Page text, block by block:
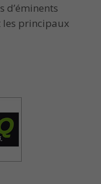
d’éminents
les principaux